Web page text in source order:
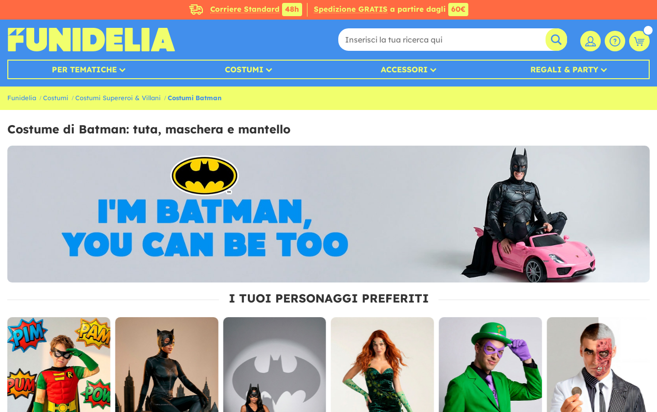
Corriere Standard 48h Spedizione GRATIS a partire dagli 60€
PER TEMATICHE COSTUMI ACCESSORI REGALI & PARTY
Funidelia Costumi Costumi Supereroi & Villani Costumi Batman
Costume di Batman: tuta, maschera e mantello
I TUOI PERSONAGGI PREFERITI